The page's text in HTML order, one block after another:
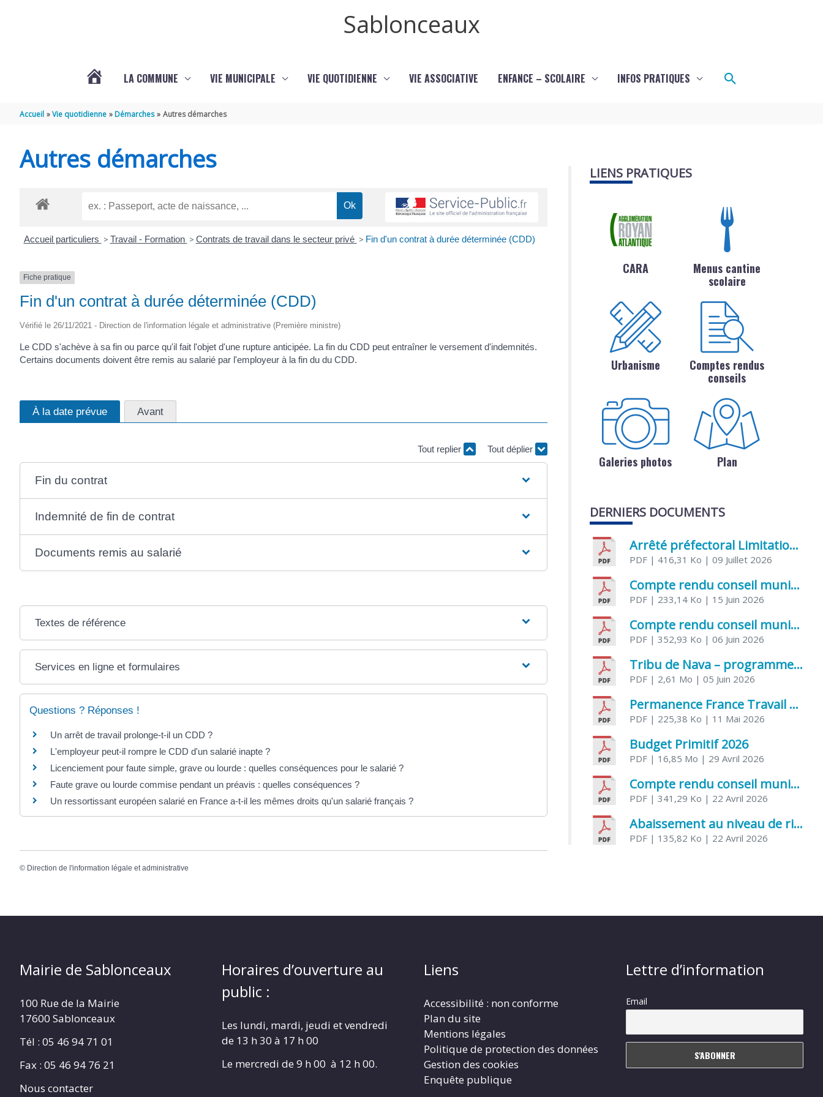
Sablonceaux
LA COMMUNE VIE MUNICIPALE VIE QUOTIDIENNE VIE ASSOCIATIVE ENFANCE – SCOLAIRE INFOS PRATIQUES Rechercher
Accueil Vie quotidienne Démarches Autres démarches
Autres démarches
Accueil particuliers > Travail - Formation > Contrats de travail dans le secteur privé > Fin d'un contrat à durée déterminée (CDD)
Fiche pratique
Fin d'un contrat à durée déterminée (CDD)
Vérifié le 26/11/2021 - Direction de l'information légale et administrative (Première ministre)
Le CDD s'achève à sa fin ou parce qu'il fait l'objet d'une rupture anticipée. La fin du CDD peut entraîner le versement d'indemnités.
Certains documents doivent être remis au salarié par l'employeur à la fin du du CDD.
À la date prévue Avant
Tout replier Tout déplier
Fin du contrat
Indemnité de fin de contrat
Documents remis au salarié
Textes de référence
Services en ligne et formulaires
Questions ? Réponses !
Un arrêt de travail prolonge-t-il un CDD ?
L'employeur peut-il rompre le CDD d'un salarié inapte ?
Licenciement pour faute simple, grave ou lourde : quelles conséquences pour le salarié ?
Faute grave ou lourde commise pendant un préavis : quelles conséquences ?
Un ressortissant européen salarié en France a-t-il les mêmes droits qu'un salarié français ?
© Direction de l'information légale et administrative
LIENS PRATIQUES
CARA
Menus cantine
scolaire
Urbanisme
Comptes rendus
conseils
Galeries photos Plan
DERNIERS DOCUMENTS
Arrêté préfectoral Limitation provisoire des usages de l’eau
PDF | 416,31 Ko | 09 Juillet 2026
Compte rendu conseil municipal 5 juin 2026 sénatoriale
PDF | 233,14 Ko | 15 Juin 2026
Compte rendu conseil municipal – 21 avril 2026
PDF | 352,93 Ko | 06 Juin 2026
Tribu de Nava – programme et inscriptions été 2026
PDF | 2,61 Mo | 05 Juin 2026
Permanence France Travail au CCAS de Saujon Juin 2026
PDF | 225,38 Ko | 11 Mai 2026
Budget Primitif 2026
PDF | 16,85 Mo | 29 Avril 2026
Compte rendu conseil municipal – 7 avril 2026
PDF | 341,29 Ko | 22 Avril 2026
Abaissement au niveau de risque modéré de l’Influenza aviaire
PDF | 135,82 Ko | 22 Avril 2026
Mairie de Sablonceaux
100 Rue de la Mairie
17600 Sablonceaux
Tél : 05 46 94 71 01
Fax : 05 46 94 76 21
Nous contacter
Horaires d’ouverture au
public :
Les lundi, mardi, jeudi et vendredi
de 13 h 30 à 17 h 00
Le mercredi de 9 h 00 à 12 h 00.
Liens
Accessibilité : non conforme
Plan du site
Mentions légales
Politique de protection des données
Gestion des cookies
Enquête publique
Lettre d’information
Email